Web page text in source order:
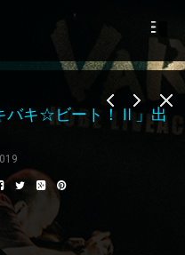
バキ☆ビート！Ⅱ」出